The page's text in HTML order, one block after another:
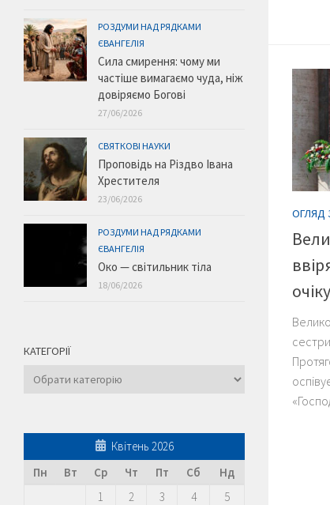
ОГЛЯД
РОЗДУМИ НАД РЯДКАМИ
ЄВАНГЕЛІЯ
Сила смирення: чому ми
частіше вимагаємо чуда, ніж
довіряємо Богові
27/06/2026
СВЯТКОВІ НАУКИ
Проповідь на Різдво Івана
Хрестителя
23/06/2026
РОЗДУМИ НАД РЯДКАМИ
ЄВАНГЕЛІЯ
Око — світильник тіла
18/06/2026
КАТЕГОРІЇ
Категорії
Квітень 2026
Пн
Вт Ср Чт Пт Сб
Нд
1
2 3 4
5